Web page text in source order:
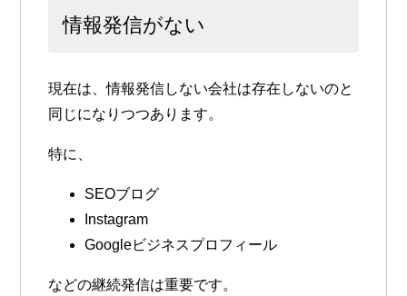
情報発信がない
現在は、情報発信しない会社は存在しないのと
同じになりつつあります。
特に、
SEOブログ
Instagram
Googleビジネスプロフィール
などの継続発信は重要です。